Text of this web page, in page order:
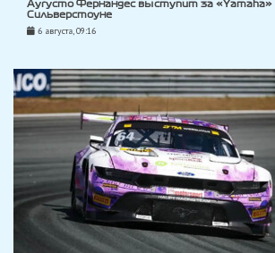
Аугусто Фернандес выступит за «Yamaha»
Сильверстоуне
6 августа, 09:16